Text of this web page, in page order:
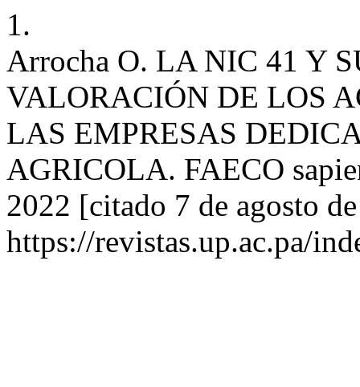
1.
Arrocha O. LA NIC 41 Y
VALORACIÓN DE LOS
LAS EMPRESAS
AGRICOLA. FAECO
2022 [citado 7 de agosto
https://revistas.up.ac.pa/